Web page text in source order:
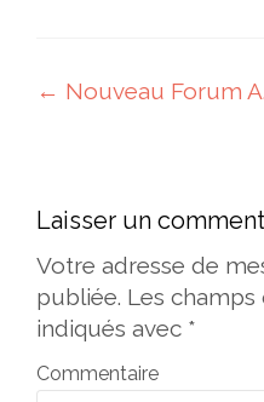
Navigation des
← Nouveau Forum
Laisser un
Votre adresse de
publiée. Les
indiqués avec *
Commentaire